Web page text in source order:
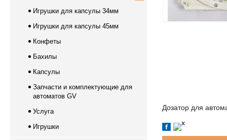
Дозатор для
Игрушки для капсулы 34мм
Игрушки для капсулы 45мм
Конфеты
Бахилы
Капсулы
Запчасти и комплектующие для
автоматов GV
Услуга
Игрушки